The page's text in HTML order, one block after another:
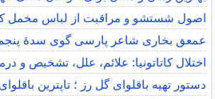
اصول شستشو و مراقبت از لباس مخمل
عمعق بخاری شاعر پارسی گوی سدهٔ
اختلال کاتاتونیا: علائم، علل، تشخیص و
دستور تهیه باقلوای گل رز ؛ تاپترین باقلوای